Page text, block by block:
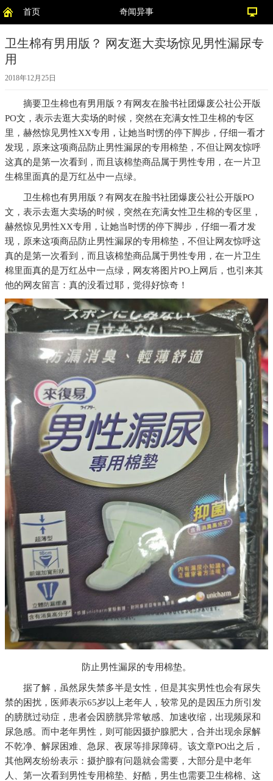
首页 奇闻异事
卫生棉有男用版？ 网友逛大卖场惊见男性漏尿专
用
2018年12月25日
摘要卫生棉也有男用版？有网友在脸书社团爆废公社公开版
PO文，表示去逛大卖场的时候，突然在充满女性卫生棉的专区
里，赫然惊见男性XX专用，让她当时愣的停下脚步，仔细一看才
发现，原来这项商品防止男性漏尿的专用棉垫，不但让网友惊呼
这真的是第一次看到，而且该棉垫商品属于男性专用，在一片卫
生棉里面真的是万红丛中一点绿。
卫生棉也有男用版？有网友在脸书社团爆废公社公开版PO
文，表示去逛大卖场的时候，突然在充满女性卫生棉的专区里，
赫然惊见男性XX专用，让她当时愣的停下脚步，仔细一看才发
现，原来这项商品防止男性漏尿的专用棉垫，不但让网友惊呼这
真的是第一次看到，而且该棉垫商品属于男性专用，在一片卫生
棉里面真的是万红丛中一点绿，网友将图片PO上网后，也引来其
他的网友留言：真的没看过耶，觉得好惊奇！
防止男性漏尿的专用棉垫。
据了解，虽然尿失禁多半是女性，但是其实男性也会有尿失
禁的困扰，医师表示65岁以上老年人，较常见的是因压力所引发
的膀胱过动症，患者会因膀胱异常敏感、加速收缩，出现频尿和
尿急感。而中老年男性，则可能因摄护腺肥大，合并出现余尿解
不乾净、解尿困难、急尿、夜尿等排尿障碍。该文章PO出之后，
其他网友纷纷表示：摄护腺有问题就会需要，大部分是中老年
人、第一次看到男性专用棉垫、好酷，男生也需要卫生棉棉、这